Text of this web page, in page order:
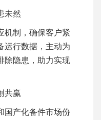
未然
机制，确保客户紧
运行数据，主动为
除隐患，助力实现
共赢
国产化备件市场份